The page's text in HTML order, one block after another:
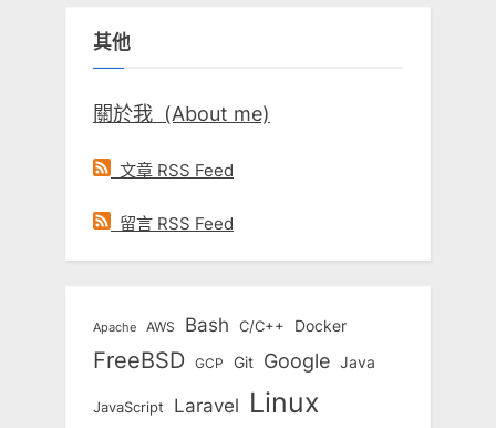
字:
其他
關於我 (About me)
文章 RSS Feed
留言 RSS Feed
Apache AWS Bash C/C++ Docker
FreeBSD GCP Git Google Java
JavaScript Laravel Linux